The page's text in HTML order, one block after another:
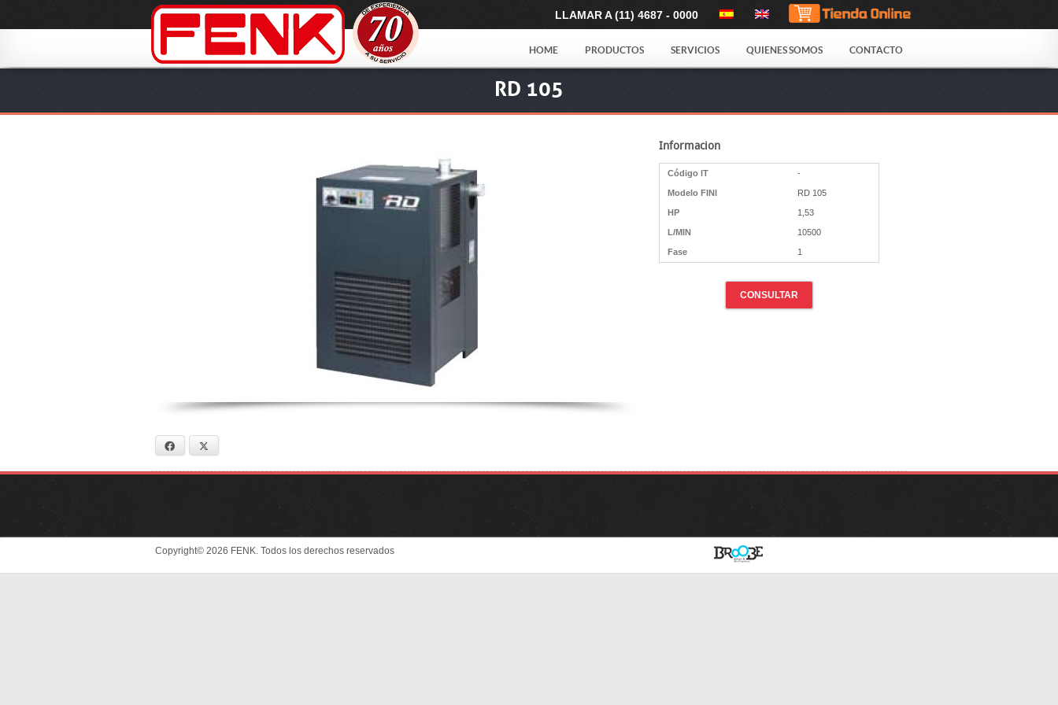
LLAMAR A (11) 4687 - 0000
HOME PRODUCTOS SERVICIOS QUIENES SOMOS CONTACTO
RD 105
Facebook
Informacion
Código IT -
Modelo FINI RD 105
HP 1,53
L/MIN 10500
Fase 1
CONSULTAR
Copyright© 2026 FENK. Todos los derechos reservados